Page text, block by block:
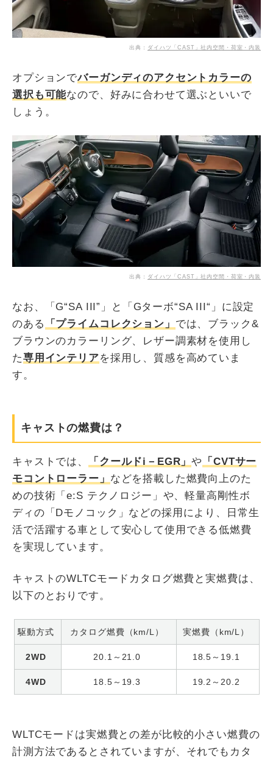
出典： ダイハツ「CAST」社内空間・荷室・内装
オプションでバーガンディのアクセントカラーの
選択も可能なので、好みに合わせて選ぶといいで
しょう。
出典： ダイハツ「CAST」社内空間・荷室・内装
なお、「G“SA III”」と「Gターボ“SA III“」に設定
のある
「プライムコレクション」 では、ブラック&
ブラウンのカラーリング、レザー調素材を使用し
た専用インテリアを採用し、質感を高めていま
す。
キャストの燃費は？
キャストでは、 「クールドi－EGR」や
「CVTサー
モコントローラー」 などを搭載した燃費向上のた
めの技術「e:S テクノロジー」や、軽量高剛性ボ
ディの「Dモノコック」などの採用により、日常生
活で活躍する車として安心して使用できる低燃費
を実現しています。
キャストのWLTCモードカタログ燃費と実燃費は、
以下のとおりです。
駆動方式 カタログ燃費（km/L） 実燃費（km/L）
2WD 20.1～21.0 18.5～19.1
4WD 18.5～19.3 19.2～20.2
WLTCモードは実燃費との差が比較的小さい燃費の
計測方法であるとされていますが、それでもカタ